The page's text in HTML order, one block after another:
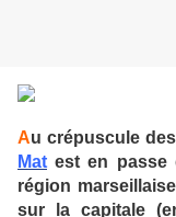
Au crépuscule
Mat est en passe
région
sur la capitale